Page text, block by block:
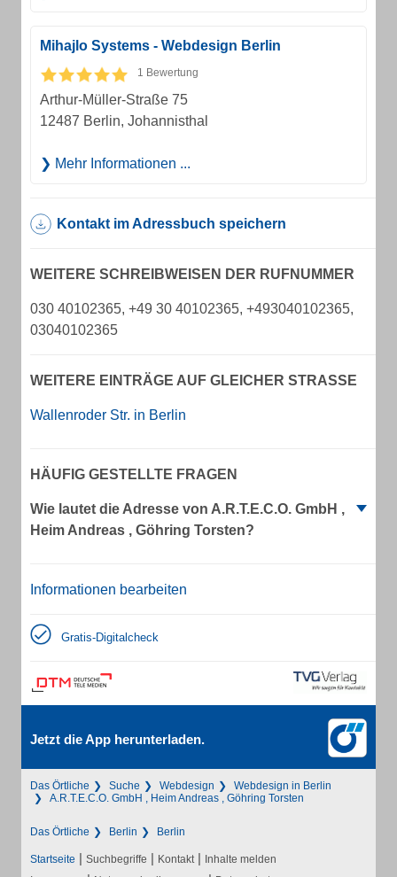
Mihajlo Systems - Webdesign Berlin
1 Bewertung
Arthur-Müller-Straße 75
12487 Berlin, Johannisthal
Mehr Informationen ...
Kontakt im Adressbuch speichern
WEITERE SCHREIBWEISEN DER RUFNUMMER
030 40102365, +49 30 40102365, +493040102365,
03040102365
WEITERE EINTRÄGE AUF GLEICHER STRASSE
Wallenroder Str. in Berlin
HÄUFIG GESTELLTE FRAGEN
Wie lautet die Adresse von A.R.T.E.C.O. GmbH ,
Heim Andreas , Göhring Torsten?
Informationen bearbeiten
Gratis-Digitalcheck
Jetzt die App herunterladen.
Das Örtliche Suche Webdesign
Webdesign in Berlin
A.R.T.E.C.O. GmbH , Heim Andreas , Göhring Torsten
Das Örtliche Berlin Berlin
Startseite | Suchbegriffe | Kontakt | Inhalte melden